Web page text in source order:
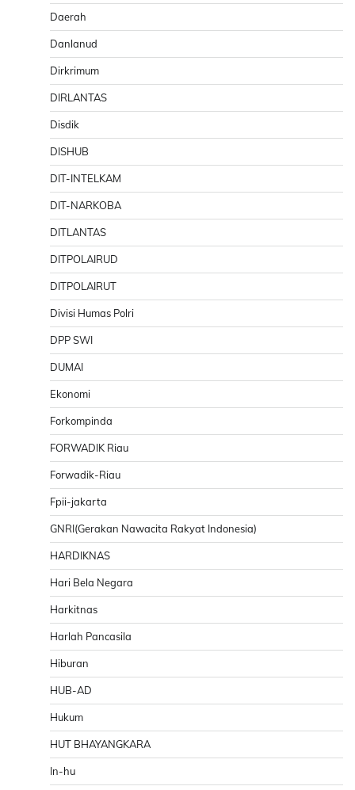
Daerah
Danlanud
Dirkrimum
DIRLANTAS
Disdik
DISHUB
DIT-INTELKAM
DIT-NARKOBA
DITLANTAS
DITPOLAIRUD
DITPOLAIRUT
Divisi Humas Polri
DPP SWI
DUMAI
Ekonomi
Forkompinda
FORWADIK Riau
Forwadik-Riau
Fpii-jakarta
GNRI(Gerakan Nawacita Rakyat Indonesia)
HARDIKNAS
Hari Bela Negara
Harkitnas
Harlah Pancasila
Hiburan
HUB-AD
Hukum
HUT BHAYANGKARA
In-hu